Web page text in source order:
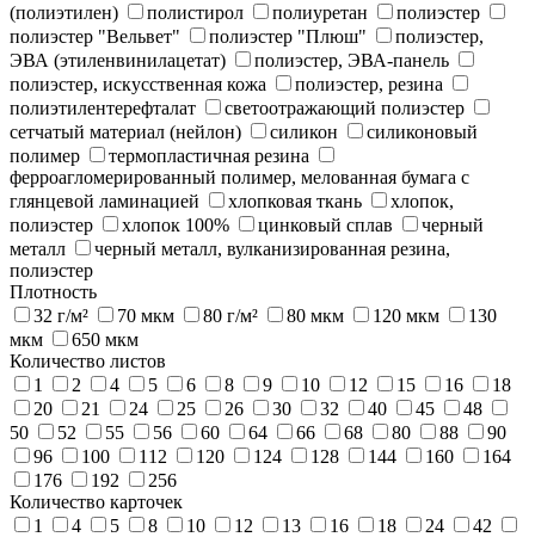
(полиэтилен) полистирол полиуретан
полиэстер
полиэстер "Вельвет"
полиэстер "Плюш"
полиэстер,
ЭВА (этиленвинилацетат)
полиэстер, ЭВА-панель
полиэстер, искусственная кожа
полиэстер, резина
полиэтилентерефталат
светоотражающий полиэстер
сетчатый материал (нейлон)
силикон
силиконовый
полимер
термопластичная резина
ферроагломерированный полимер, мелованная бумага с
глянцевой ламинацией
хлопковая ткань
хлопок,
полиэстер
хлопок 100% цинковый сплав
черный
металл
черный металл, вулканизированная резина,
полиэстер
Плотность
32 г/м²
70 мкм 80 г/м² 80 мкм 120 мкм
130
мкм
650 мкм
Количество листов
1
2 4 5 6 8 9 10 12 15 16
18
20
21 24 25 26 30 32 40 45
48
50
52 55 56 60 64 66 68 80 88
90
96
100 112 120 124 128 144 160
164
176
192
256
Количество карточек
1
4 5 8 10 12 13 16 18 24
42